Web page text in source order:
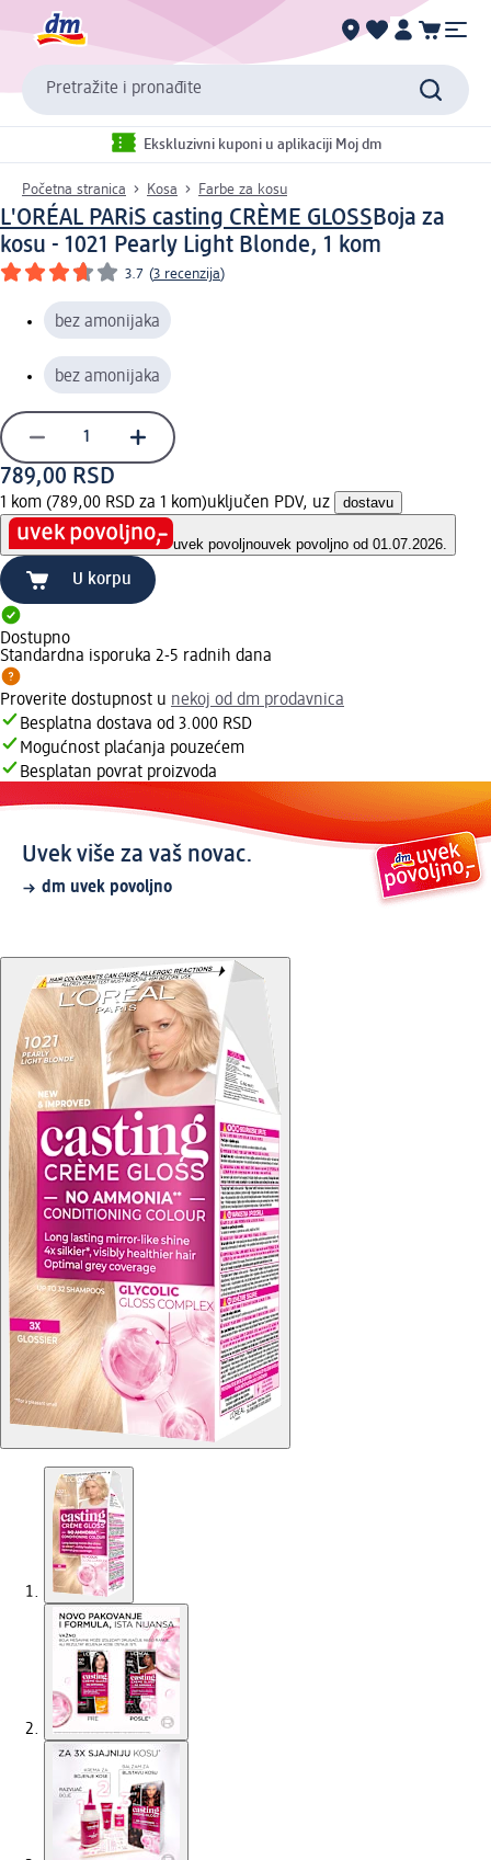
Pretražite i pronađite
Ekskluzivni kuponi u aplikaciji Moj dm
Početna stranica Kosa Farbe za kosu
L'ORÉAL PARiS casting CRÈME GLOSSBoja za
kosu - 1021 Pearly Light Blonde, 1 kom
3.7 (3 recenzija)
bez amonijaka
bez amonijaka
789,00 RSD
1 kom (789,00 RSD za 1 kom)uključen PDV, uz dostavu
uvek povoljnouvek povoljno od 01.07.2026.
U korpu
Dostupno
Standardna isporuka 2-5 radnih dana
Proverite dostupnost u nekoj od dm prodavnica
Besplatna dostava od 3.000 RSD
Mogućnost plaćanja pouzećem
Besplatan povrat proizvoda
Uvek više za vaš novac.
dm uvek povoljno